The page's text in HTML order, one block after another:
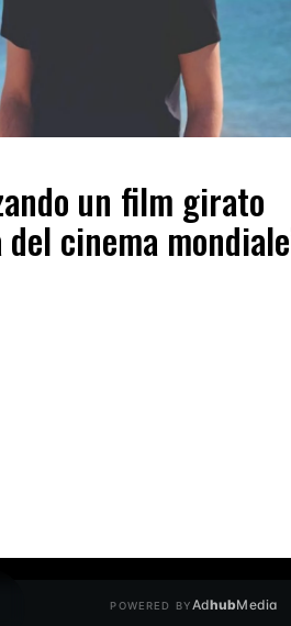
un film girato
cinema
POWERED BYAdhubMedia